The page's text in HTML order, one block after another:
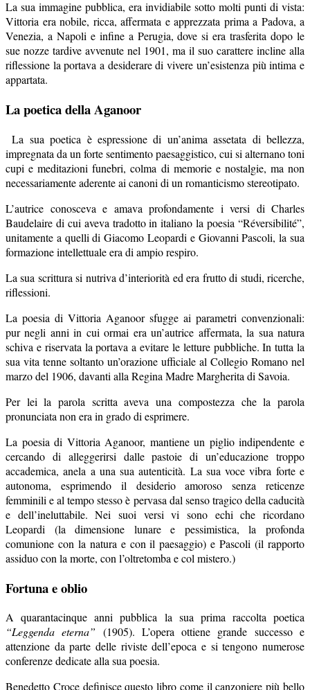
La sua immagine pubblica, era invidiabile sotto molti punti di vista:
Vittoria era nobile, ricca, affermata e apprezzata prima a Padova, a
Venezia, a Napoli e infine a Perugia, dove si era trasferita dopo le
sue nozze tardive avvenute nel 1901, ma il suo carattere incline alla
riflessione la portava a desiderare di vivere un’esistenza più intima e
appartata.
La poetica della Aganoor
La sua poetica è espressione di un’anima assetata di bellezza,
impregnata da un forte sentimento paesaggistico, cui si alternano toni
cupi e meditazioni funebri, colma di memorie e nostalgie, ma non
necessariamente aderente ai canoni di un romanticismo stereotipato.
L’autrice conosceva e amava profondamente i versi di Charles
Baudelaire di cui aveva tradotto in italiano la poesia “Réversibilité”,
unitamente a quelli di Giacomo Leopardi e Giovanni Pascoli, la sua
formazione intellettuale era di ampio respiro.
La sua scrittura si nutriva d’interiorità ed era frutto di studi, ricerche,
riflessioni.
La poesia di Vittoria Aganoor sfugge ai parametri convenzionali:
pur negli anni in cui ormai era un’autrice affermata, la sua natura
schiva e riservata la portava a evitare le letture pubbliche. In tutta la
sua vita tenne soltanto un’orazione ufficiale al Collegio Romano nel
marzo del 1906, davanti alla Regina Madre Margherita di Savoia.
Per lei la parola scritta aveva una compostezza che la parola
pronunciata non era in grado di esprimere.
La poesia di Vittoria Aganoor, mantiene un piglio indipendente e
cercando di alleggerirsi dalle pastoie di un’educazione troppo
accademica, anela a una sua autenticità. La sua voce vibra forte e
autonoma, esprimendo il desiderio amoroso senza reticenze
femminili e al tempo stesso è pervasa dal senso tragico della caducità
e dell’ineluttabile. Nei suoi versi vi sono echi che ricordano
Leopardi (la dimensione lunare e pessimistica, la profonda
comunione con la natura e con il paesaggio) e Pascoli (il rapporto
assiduo con la morte, con l’oltretomba e col mistero.)
Fortuna e oblio
A quarantacinque anni pubblica la sua prima raccolta poetica
“Leggenda eterna” (1905). L’opera ottiene grande successo e
attenzione da parte delle riviste dell’epoca e si tengono numerose
conferenze dedicate alla sua poesia.
Benedetto Croce definisce questo libro come il canzoniere più bello